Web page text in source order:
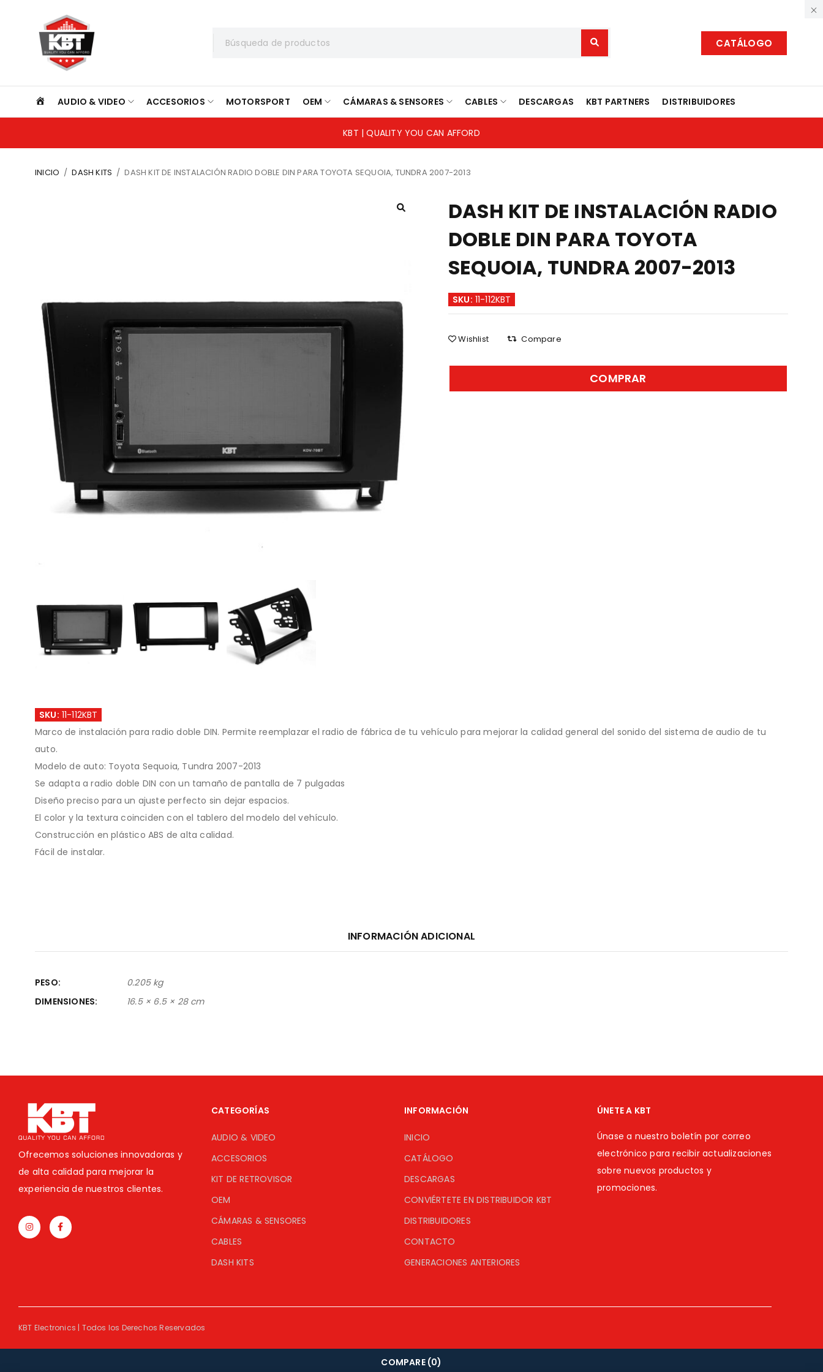
CATÁLOGO
INICIO
AUDIO & VIDEO ACCESORIOS MOTORSPORT OEM CÁMARAS & SENSORES CABLES DESCARGAS KBT PARTNERS DISTRIBUIDORES
KBT | QUALITY YOU CAN AFFORD
INICIO / DASH KITS / DASH KIT DE INSTALACIÓN RADIO DOBLE DIN PARA TOYOTA SEQUOIA, TUNDRA 2007-2013
DASH KIT DE INSTALACIÓN RADIO
DOBLE DIN PARA TOYOTA
SEQUOIA, TUNDRA 2007-2013
SKU: 11-112KBT
Wishlist Compare
COMPRAR
SKU: 11-112KBT
Marco de instalación para radio doble DIN. Permite reemplazar el radio de fábrica de tu vehículo para mejorar la calidad general del sonido del sistema de audio de tu
auto.
Modelo de auto: Toyota Sequoia, Tundra 2007-2013
Se adapta a radio doble DIN con un tamaño de pantalla de 7 pulgadas
Diseño preciso para un ajuste perfecto sin dejar espacios.
El color y la textura coinciden con el tablero del modelo del vehículo.
Construcción en plástico ABS de alta calidad.
Fácil de instalar.
INFORMACIÓN ADICIONAL
PESO
0.205 kg
DIMENSIONES
16.5 × 6.5 × 28 cm
Ofrecemos soluciones innovadoras y
de alta calidad para mejorar la
experiencia de nuestros clientes.
CATEGORÍAS
AUDIO & VIDEO
ACCESORIOS
KIT DE RETROVISOR
OEM
CÁMARAS & SENSORES
CABLES
DASH KITS
INFORMACIÓN
INICIO
CATÁLOGO
DESCARGAS
CONVIÉRTETE EN DISTRIBUIDOR KBT
DISTRIBUIDORES
CONTACTO
GENERACIONES ANTERIORES
ÚNETE A KBT
Únase a nuestro boletín por correo
electrónico para recibir actualizaciones
sobre nuevos productos y
promociones.
KBT Electronics | Todos los Derechos Reservados
COMPARE (0)